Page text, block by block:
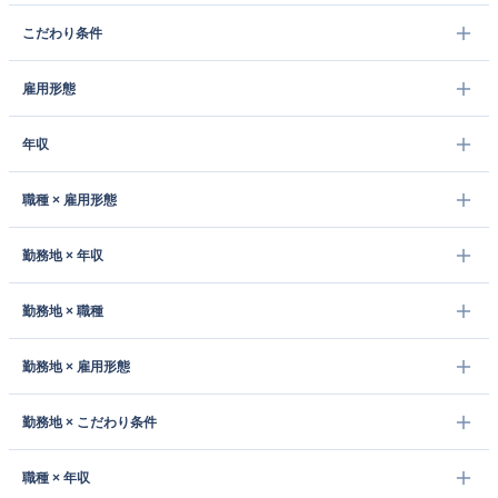
こだわり条件
雇用形態
年収
職種 × 雇用形態
勤務地 × 年収
勤務地 × 職種
勤務地 × 雇用形態
勤務地 × こだわり条件
職種 × 年収